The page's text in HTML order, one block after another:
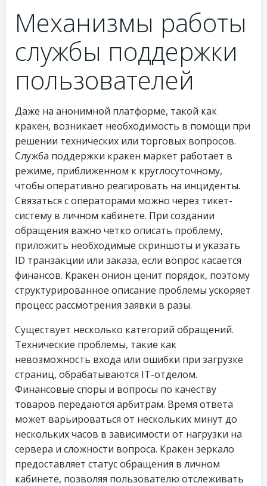
Механизмы работы
службы поддержки
пользователей
Даже на анонимной платформе, такой как
кракен, возникает необходимость в помощи при
решении технических или торговых вопросов.
Служба поддержки кракен маркет работает в
режиме, приближенном к круглосуточному,
чтобы оперативно реагировать на инциденты.
Связаться с операторами можно через тикет-
систему в личном кабинете. При создании
обращения важно четко описать проблему,
приложить необходимые скриншоты и указать
ID транзакции или заказа, если вопрос касается
финансов. Кракен онион ценит порядок, поэтому
структурированное описание проблемы ускоряет
процесс рассмотрения заявки в разы.
Существует несколько категорий обращений.
Технические проблемы, такие как
невозможность входа или ошибки при загрузке
страниц, обрабатываются IT-отделом.
Финансовые споры и вопросы по качеству
товаров передаются арбитрам. Время ответа
может варьироваться от нескольких минут до
нескольких часов в зависимости от нагрузки на
сервера и сложности вопроса. Кракен зеркало
предоставляет статус обращения в личном
кабинете, позволяя пользователю отслеживать